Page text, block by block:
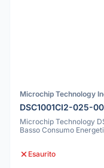
Microchip Technology
DSC1001CI2-025-
Microchip Technology
Basso Consumo
Esaurito